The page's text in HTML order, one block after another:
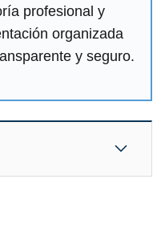
profesional y
organizada
y seguro.